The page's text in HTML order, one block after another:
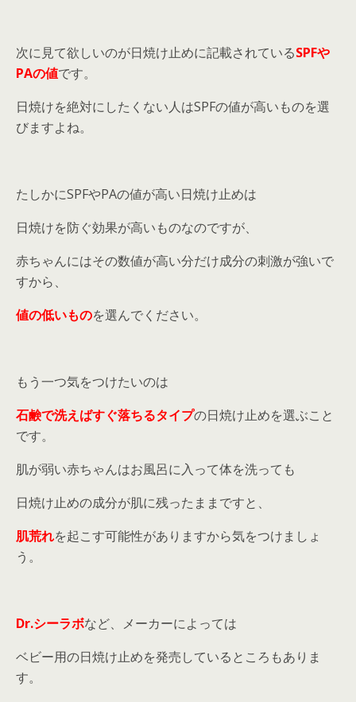
次に見て欲しいのが日焼け止めに記載されているSPFや
PAの値です。
日焼けを絶対にしたくない人はSPFの値が高いものを選
びますよね。
たしかにSPFやPAの値が高い日焼け止めは
日焼けを防ぐ効果が高いものなのですが、
赤ちゃんにはその数値が高い分だけ成分の刺激が強いで
すから、
値の低いものを選んでください。
もう一つ気をつけたいのは
石鹸で洗えばすぐ落ちるタイプの日焼け止めを選ぶこと
です。
肌が弱い赤ちゃんはお風呂に入って体を洗っても
日焼け止めの成分が肌に残ったままですと、
肌荒れを起こす可能性がありますから気をつけましょ
う。
Dr.シーラボなど、メーカーによっては
ベビー用の日焼け止めを発売しているところもありま
す。